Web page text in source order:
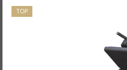
TOP